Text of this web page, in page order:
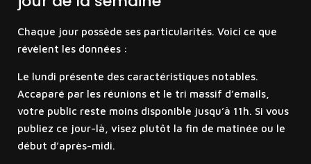
Chaque jour possède ses particularités. Voici ce que
révèlent les données :
Le lundi présente des caractéristiques notables.
Accaparé par les réunions et le tri massif d’emails,
votre public reste moins disponible jusqu’à 11h. Si vous
publiez ce jour-là, visez plutôt la fin de matinée ou le
début d’après-midi.